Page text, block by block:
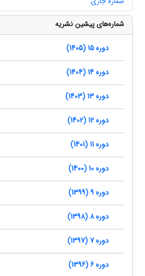
شماره‌های پیشین نشریه
دوره 15 (1405)
دوره 14 (1404)
دوره 13 (1403)
دوره 12 (1402)
دوره 11 (1401)
دوره 10 (1400)
دوره 9 (1399)
دوره 8 (1398)
دوره 7 (1397)
دوره 6 (1396)